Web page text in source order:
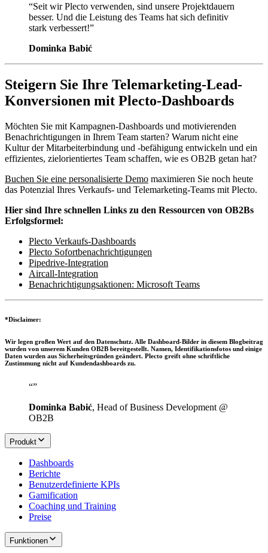
“Seit wir Plecto verwenden, sind unsere Projektdauern
besser. Und die Leistung des Teams hat sich definitiv
stark verbessert!”
Dominka Babić
Steigern Sie Ihre Telemarketing-Lead-
Konversionen mit Plecto-Dashboards
Möchten Sie mit Kampagnen-Dashboards und motivierenden
Benachrichtigungen in Ihrem Team starten? Warum nicht eine
Kultur der Mitarbeiterbindung und -befähigung entwickeln und ein
effizientes, zielorientiertes Team schaffen, wie es OB2B getan hat?
Buchen Sie eine personalisierte Demo maximieren Sie noch heute
das Potenzial Ihres Verkaufs- und Telemarketing-Teams mit Plecto.
Hier sind Ihre schnellen Links zu den Ressourcen von OB2Bs
Erfolgsformel:
Plecto Verkaufs-Dashboards
Plecto Sofortbenachrichtigungen
Pipedrive-Integration
Aircall-Integration
Benachrichtigungsaktionen: Microsoft Teams
*Disclaimer:
Wir legen großen Wert auf den Datenschutz. Alle Dashboard-Bilder in diesem Blogbeitrag
wurden von unserem Kunden OB2B bereitgestellt. Namen, Identifikationsfotos und einige
Daten wurden aus Sicherheitsgründen geändert. Plecto greift ohne schriftliche
Zustimmung nicht auf Kundendashboards zu.
“”
Dominka Babić, Head of Business Development @
OB2B
Produkt
Dashboards
Berichte
Benutzerdefinierte KPIs
Gamification
Coaching und Training
Preise
Funktionen